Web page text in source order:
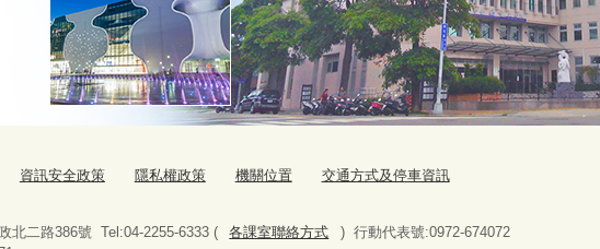
資訊安全政策 隱私權政策 機關位置 交通方式及停車資訊
北二路386號 Tel:04-2255-6333 ( 各課室聯絡方式
) 行動代表號:0972-674072